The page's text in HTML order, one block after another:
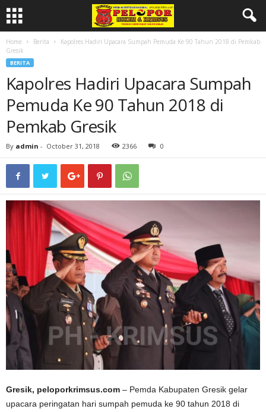
Home Berita
Kapolres Hadiri Upacara Sumpah Pemuda Ke 90 Tahun 2018 di Pemkab
Gresik
BERITA
Kapolres Hadiri Upacara Sumpah
Pemuda Ke 90 Tahun 2018 di
Pemkab Gresik
By admin - October 31, 2018 2366 0
Gresik, peloporkrimsus.com – Pemda Kabupaten Gresik gelar
upacara peringatan hari sumpah pemuda ke 90 tahun 2018 di